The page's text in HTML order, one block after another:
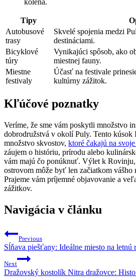
kolená.
Tipy
Autobusové
trasy
Skvelé spojenia medzi
destináciami.
Bicyklové
túry
Vynikajúci spôsob, ako
miestnej fauny.
Miestne
festivaly
Účasť na festivale
kultúrny zážitok.
Kľúčové poznatky
Veríme, že sme vám poskytli množstvo
dobrodružstvá v okolí Puly. Tento kúsok
množstvo skvostov, ktoré čakajú na
záujem o históriu, prírodu alebo
vám majú čo ponúknuť. Výlet k
ostrovom môže byť len začiatkom vášho
Prajeme vám príjemné objavovanie a
zážitkov.
Navigácia v článku
Previous
Sĺňava piešťany: Ideálne miesto na letnú
Next
Dražovský kostolík Nitra dražovce: